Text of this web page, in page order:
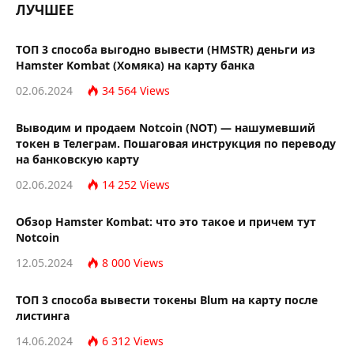
ЛУЧШЕЕ
ТОП 3 способа выгодно вывести (HMSTR) деньги из
Hamster Kombat (Хомяка) на карту банка
02.06.2024
34 564 Views
Выводим и продаем Notcoin (NOT) — нашумевший
токен в Телеграм. Пошаговая инструкция по переводу
на банковскую карту
02.06.2024
14 252 Views
Обзор Hamster Kombat: что это такое и причем тут
Notcoin
12.05.2024
8 000 Views
TОП 3 способа вывести токены Blum на карту после
листинга
14.06.2024
6 312 Views